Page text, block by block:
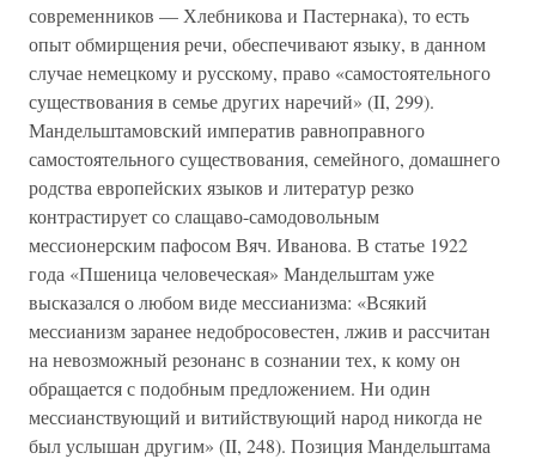
современников — Хлебникова и Пастернака), то есть
опыт обмирщения речи, обеспечивают языку, в данном
случае немецкому и русскому, право «самостоятельного
существования в семье других наречий» (II, 299).
Мандельштамовский императив равноправного
самостоятельного существования, семейного, домашнего
родства европейских языков и литератур резко
контрастирует со слащаво-самодовольным
мессионерским пафосом Вяч. Иванова. В статье 1922
года «Пшеница человеческая» Мандельштам уже
высказался о любом виде мессианизма: «Всякий
мессианизм заранее недобросовестен, лжив и рассчитан
на невозможный резонанс в сознании тех, к кому он
обращается с подобным предложением. Ни один
мессианствующий и витийствующий народ никогда не
был услышан другим» (II, 248). Позиция Мандельштама